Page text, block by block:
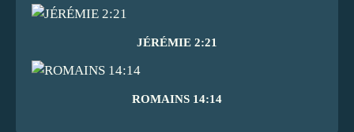
JÉRÉMIE 2:21
ROMAINS 14:14